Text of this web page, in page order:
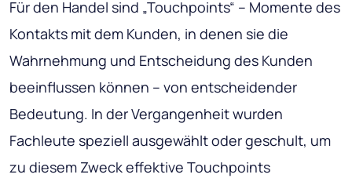
Für den Handel sind „Touchpoints“ – Momente des
Kontakts mit dem Kunden, in denen sie die
Wahrnehmung und Entscheidung des Kunden
beeinflussen können – von entscheidender
Bedeutung. In der Vergangenheit wurden
Fachleute speziell ausgewählt oder geschult, um
zu diesem Zweck effektive Touchpoints